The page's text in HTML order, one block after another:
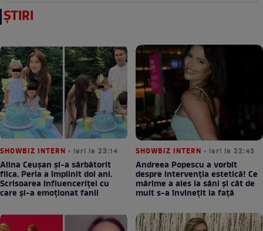
ȘTIRI
SHOWBIZ INTERN • ieri la 23:14
Alina Ceușan și-a sărbătorit
fiica. Perla a împlinit doi ani.
Scrisoarea influenceriței cu
care și-a emoționat fanii
SHOWBIZ INTERN • ieri la 22:43
Andreea Popescu a vorbit
despre intervenția estetică! Ce
mărime a ales la sâni și cât de
mult s-a învinețit la față